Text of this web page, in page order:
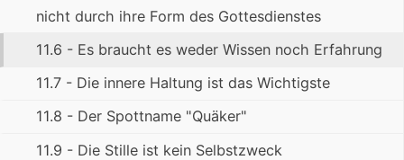
nicht durch ihre Form des Gottesdienstes
11.6 - Es braucht es weder Wissen noch Erfahrung
11.7 - Die innere Haltung ist das Wichtigste
11.8 - Der Spottname "Quäker"
11.9 - Die Stille ist kein Selbstzweck